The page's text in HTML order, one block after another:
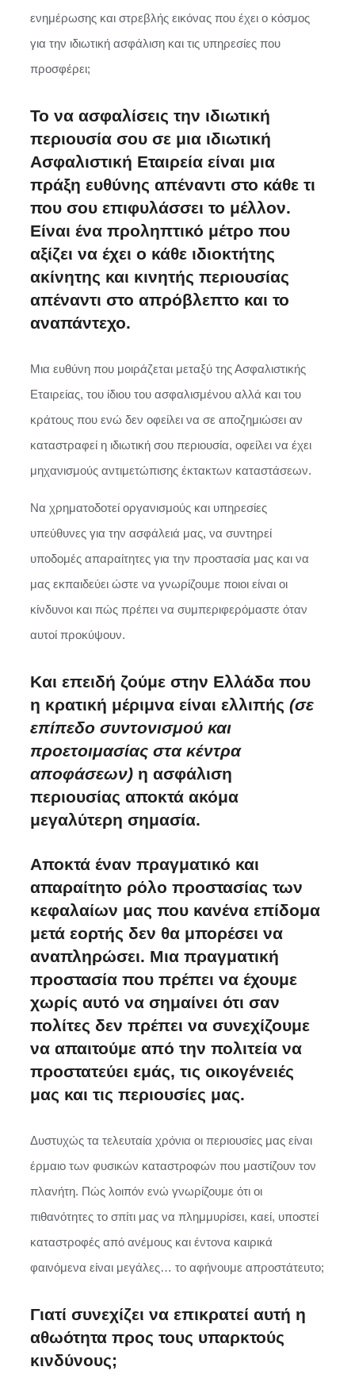
ενημέρωσης και στρεβλής εικόνας που έχει ο κόσμος
για την ιδιωτική ασφάλιση και τις υπηρεσίες που
προσφέρει;
Το να ασφαλίσεις την ιδιωτική
περιουσία σου σε μια ιδιωτική
Ασφαλιστική Εταιρεία είναι μια
πράξη ευθύνης απέναντι στο κάθε τι
που σου επιφυλάσσει το μέλλον.
Είναι ένα προληπτικό μέτρο που
αξίζει να έχει ο κάθε ιδιοκτήτης
ακίνητης και κινητής περιουσίας
απέναντι στο απρόβλεπτο και το
αναπάντεχο.
Μια ευθύνη που μοιράζεται μεταξύ της Ασφαλιστικής
Εταιρείας, του ίδιου του ασφαλισμένου αλλά και του
κράτους που ενώ δεν οφείλει να σε αποζημιώσει αν
καταστραφεί η ιδιωτική σου περιουσία, οφείλει να έχει
μηχανισμούς αντιμετώπισης έκτακτων καταστάσεων.
Να χρηματοδοτεί οργανισμούς και υπηρεσίες
υπεύθυνες για την ασφάλειά μας, να συντηρεί
υποδομές απαραίτητες για την προστασία μας και να
μας εκπαιδεύει ώστε να γνωρίζουμε ποιοι είναι οι
κίνδυνοι και πώς πρέπει να συμπεριφερόμαστε όταν
αυτοί προκύψουν.
Και επειδή ζούμε στην Ελλάδα που
η κρατική μέριμνα είναι ελλιπής (σε
επίπεδο συντονισμού και
προετοιμασίας στα κέντρα
αποφάσεων) η ασφάλιση
περιουσίας αποκτά ακόμα
μεγαλύτερη σημασία.
Αποκτά έναν πραγματικό και
απαραίτητο ρόλο προστασίας των
κεφαλαίων μας που κανένα επίδομα
μετά εορτής δεν θα μπορέσει να
αναπληρώσει. Μια πραγματική
προστασία που πρέπει να έχουμε
χωρίς αυτό να σημαίνει ότι σαν
πολίτες δεν πρέπει να συνεχίζουμε
να απαιτούμε από την πολιτεία να
προστατεύει εμάς, τις οικογένειές
μας και τις περιουσίες μας.
Δυστυχώς τα τελευταία χρόνια οι περιουσίες μας είναι
έρμαιο των φυσικών καταστροφών που μαστίζουν τον
πλανήτη. Πώς λοιπόν ενώ γνωρίζουμε ότι οι
πιθανότητες το σπίτι μας να πλημμυρίσει, καεί, υποστεί
καταστροφές από ανέμους και έντονα καιρικά
φαινόμενα είναι μεγάλες… το αφήνουμε απροστάτευτο;
Γιατί συνεχίζει να επικρατεί αυτή η
αθωότητα προς τους υπαρκτούς
κινδύνους;